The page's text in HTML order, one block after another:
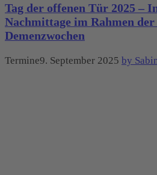
Tag der offenen Tür 2025 –
Nachmittage im Rahmen der
Demenzwochen
Termine9. September 2025 by